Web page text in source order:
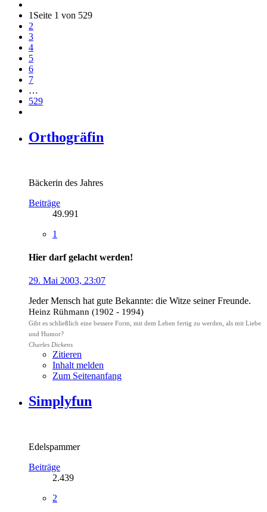
1 Seite 1 von 529
2
3
4
5
6
7
…
529
Orthogräfin
Bäckerin des Jahres
Beiträge
49.991
1
Hier darf gelacht werden!
29. Mai 2003, 23:07
Jeder Mensch hat gute Bekannte: die Witze seiner Freunde.
Heinz Rühmann (1902 - 1994)
Gibt es schließlich eine bessere Form, mit dem Leben fertig zu werden, als mit Liebe
und Humor?
Charles Dickens
Zitieren
Inhalt melden
Zum Seitenanfang
Simplyfun
Edelspammer
Beiträge
2.439
2